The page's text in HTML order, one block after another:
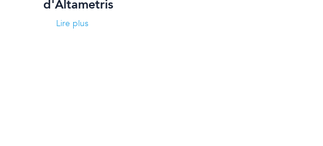
d'Altametris
Lire plus